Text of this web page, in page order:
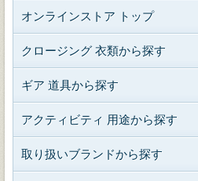
オンラインストア トップ
クロージング 衣類から探す
ギア 道具から探す
アクティビティ 用途から探す
取り扱いブランドから探す